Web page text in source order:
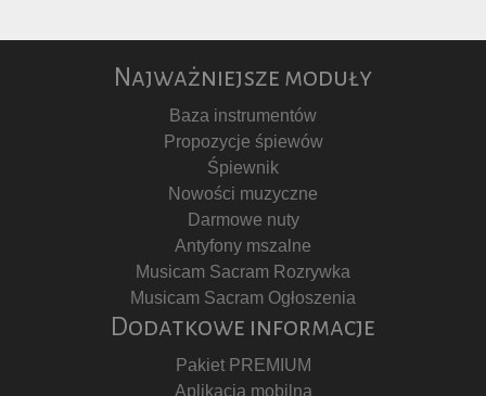
Najważniejsze moduły
Baza instrumentów
Propozycje śpiewów
Śpiewnik
Nowości muzyczne
Darmowe nuty
Antyfony mszalne
Musicam Sacram Rozrywka
Musicam Sacram Ogłoszenia
Dodatkowe informacje
Pakiet PREMIUM
Aplikacja mobilna